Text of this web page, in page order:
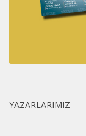
YAZARLARIMIZ